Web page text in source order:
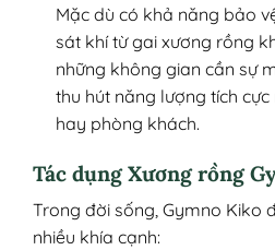
Mặc dù có khả năng bảo
sát khí từ gai xương rồng
những không gian cần sự
thu hút năng lượng tích
hay phòng khách.
Tác dụng Xương rồng
Trong đời sống, Gymno Kiko
nhiều khía cạnh: